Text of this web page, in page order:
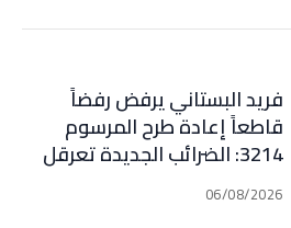
فريد البستاني يرفض رفضاً
قاطعاً إعادة طرح المرسوم
3214: الضرائب الجديدة تعرقل
التعافي الاقتصادي وتناقض
مبدأ الشراكة
06/08/2026